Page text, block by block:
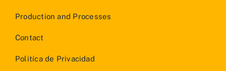
Production and Processes
Contact
Politíca de Privacidad